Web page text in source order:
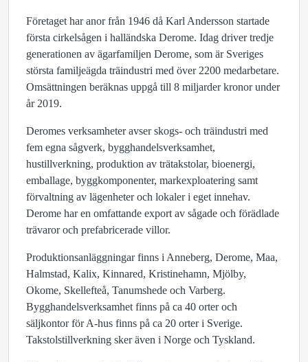
Företaget har anor från 1946 då Karl Andersson startade
första cirkelsågen i halländska Derome. Idag driver tredje
generationen av ägarfamiljen Derome, som är Sveriges
största familjeägda träindustri med över 2200 medarbetare.
Omsättningen beräknas uppgå till 8 miljarder kronor under
år 2019.
Deromes verksamheter avser skogs- och träindustri med
fem egna sågverk, bygghandelsverksamhet,
hustillverkning, produktion av trätakstolar, bioenergi,
emballage, byggkomponenter, markexploatering samt
förvaltning av lägenheter och lokaler i eget innehav.
Derome har en omfattande export av sågade och förädlade
trävaror och prefabricerade villor.
Produktionsanläggningar finns i Anneberg, Derome, Maa,
Halmstad, Kalix, Kinnared, Kristinehamn, Mjölby,
Okome, Skellefteå, Tanumshede och Varberg.
Bygghandelsverksamhet finns på ca 40 orter och
säljkontor för A-hus finns på ca 20 orter i Sverige.
Takstolstillverkning sker även i Norge och Tyskland.